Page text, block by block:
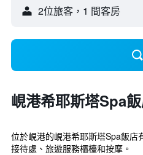
2位旅客，1 間客房
峴港希耶斯塔Spa
位於峴港的峴港希耶斯塔Spa飯店
接待處、旅遊服務櫃檯和按摩。